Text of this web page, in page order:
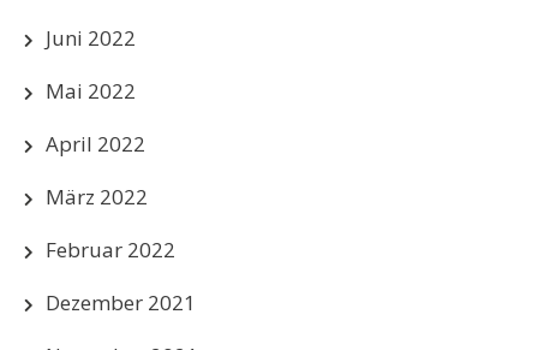
Juni 2022
Mai 2022
April 2022
März 2022
Februar 2022
Dezember 2021